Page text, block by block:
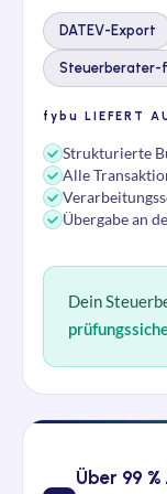
DATEV-Export
Steuerberater-
fybu LIEFERT
Strukturierte
Alle
Übergabe an
Dein
Über 99